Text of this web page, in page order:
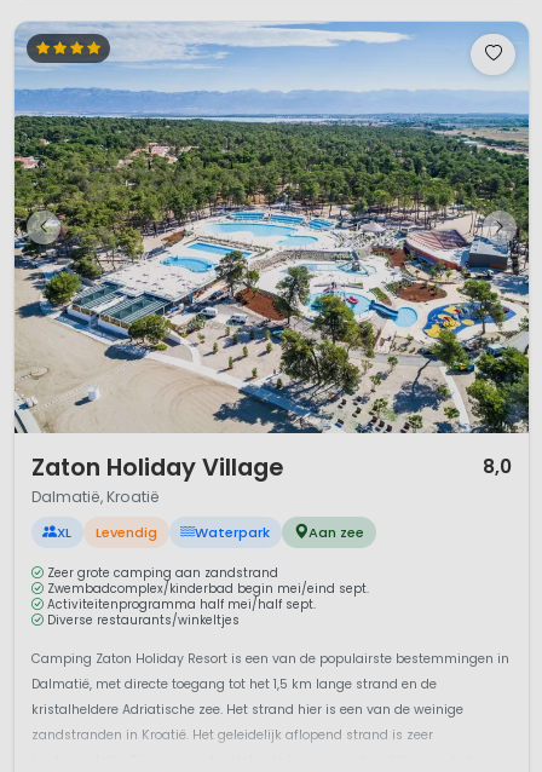
Zaton Holiday Village 8,0
Dalmatië, Kroatië
XL Levendig Waterpark Aan zee
Zeer grote camping aan zandstrand
Zwembadcomplex/kinderbad begin mei/eind sept.
Activiteitenprogramma half mei/half sept.
Diverse restaurants/winkeltjes
Camping Zaton Holiday Resort is een van de populairste bestemmingen in
Dalmatië, met directe toegang tot het 1,5 km lange strand en de
kristalheldere Adriatische zee. Het strand hier is een van de weinige
zandstranden in Kroatië. Het geleidelijk aflopend strand is zeer